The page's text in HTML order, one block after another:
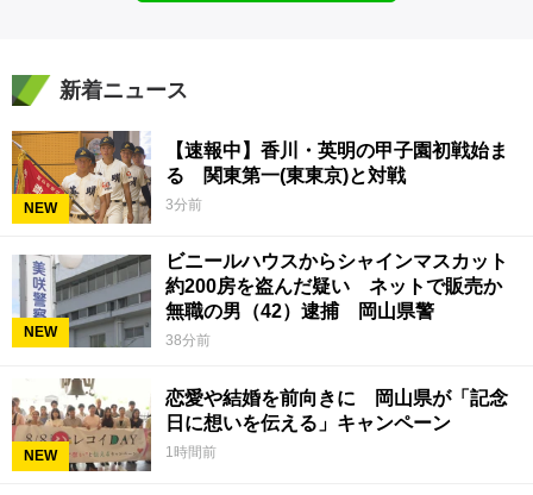
新着ニュース
NEW
【速報中】香川・英明の甲子園初戦始ま
る 関東第一(東東京)と対戦
3分前
NEW
ビニールハウスからシャインマスカット
約200房を盗んだ疑い ネットで販売か
無職の男（42）逮捕 岡山県警
38分前
NEW
恋愛や結婚を前向きに 岡山県が「記念
日に想いを伝える」キャンペーン
1時間前